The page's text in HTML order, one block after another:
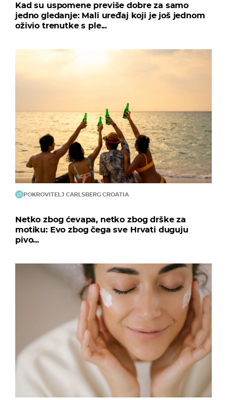
Kad su uspomene previše dobre za samo
jedno gledanje: Mali uređaj koji je još jednom
oživio trenutke s ple...
POKROVITELJ CARLSBERG CROATIA
Netko zbog ćevapa, netko zbog drške za
motiku: Evo zbog čega sve Hrvati duguju
pivo...